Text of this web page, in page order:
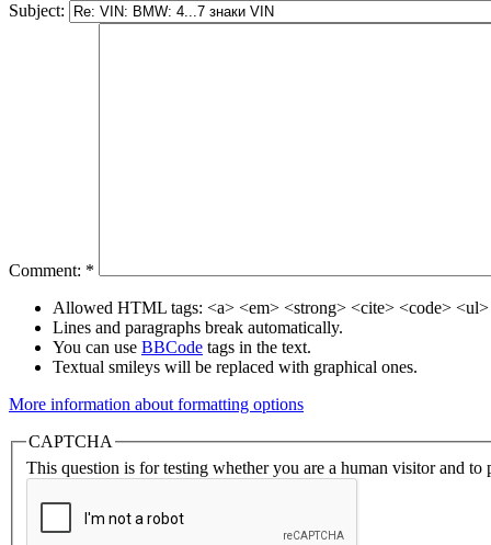
Subject:
Comment: *
Allowed HTML tags: <a> <em> <strong> <cite> <code>
Lines and paragraphs break automatically.
You can use BBCode tags in the text.
Textual smileys will be replaced with graphical ones.
More information about formatting options
CAPTCHA
This question is for testing whether you are a human visitor and to